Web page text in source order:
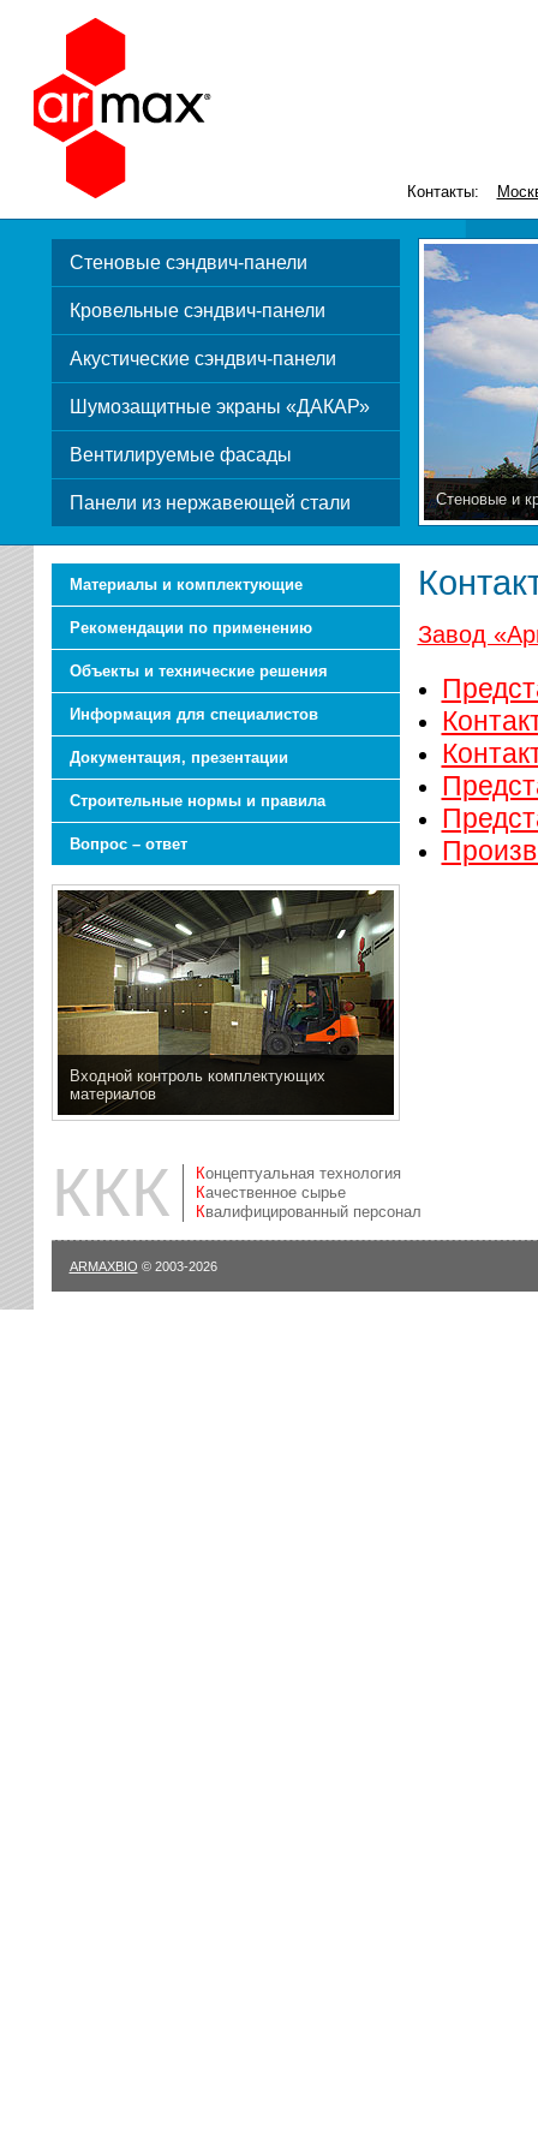
Контакты:
Стеновые сэндвич-панели
Кровельные сэндвич-панели
Акустические сэндвич-панели
Шумозащитные экраны «ДАКАР»
Вентилируемые фасады
Панели из нержавеющей стали Стеновые и
Материалы и комплектующие
Рекомендации по применению
Объекты и технические решения
Информация для специалистов
Документация, презентации
Строительные нормы и правила
Вопрос – ответ
Входной контроль комплектующих
материалов
Завод
ККК
Концептуальная технология
Качественное сырье
Квалифицированный персонал
ARMAXBIO © 2003-2026